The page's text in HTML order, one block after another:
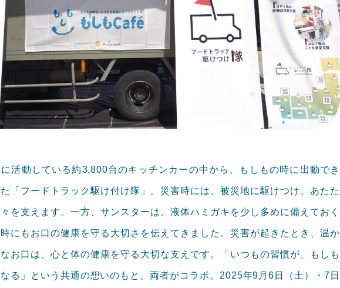
活動している約3,800台のキッチンカーの中から、もしもの時に出動でき
「フードトラック駆け付け隊」。災害時には、被災地に駆けつけ、あたた
を支えます。一方、サンスターは、液体ハミガキを少し多めに備えておく
にもお口の健康を守る大切さを伝えてきました。災害が起きたとき、温か
お口は、心と体の健康を守る大切な支えです。「いつもの習慣が、もしも
る」という共通の想いのもと、両者がコラボ。2025年9月6日（土）・7日